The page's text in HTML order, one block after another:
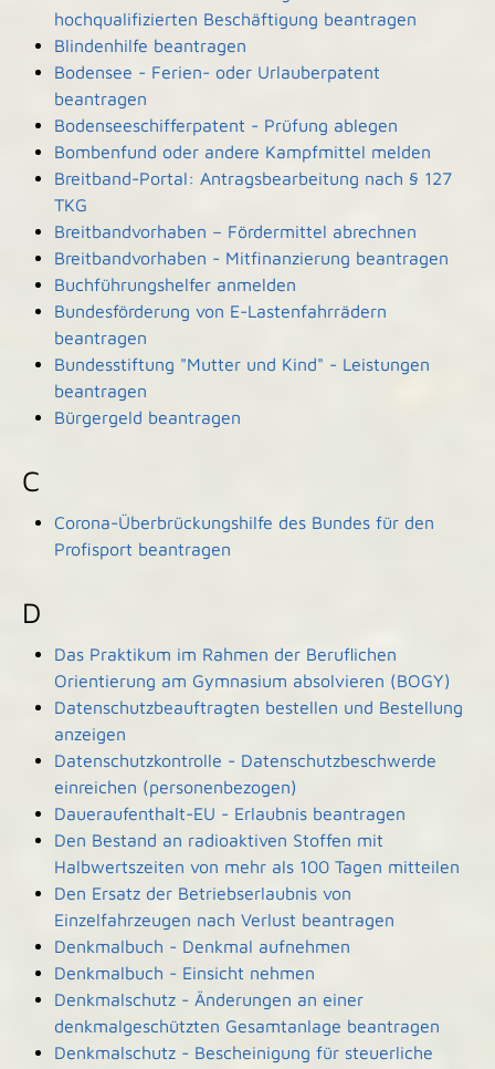
hochqualifizierten Beschäftigung beantragen
Blindenhilfe beantragen
Bodensee - Ferien- oder Urlauberpatent
beantragen
Bodenseeschifferpatent - Prüfung ablegen
Bombenfund oder andere Kampfmittel melden
Breitband-Portal: Antragsbearbeitung nach § 127
TKG
Breitbandvorhaben – Fördermittel abrechnen
Breitbandvorhaben - Mitfinanzierung beantragen
Buchführungshelfer anmelden
Bundesförderung von E-Lastenfahrrädern
beantragen
Bundesstiftung "Mutter und Kind" - Leistungen
beantragen
Bürgergeld beantragen
C
Corona-Überbrückungshilfe des Bundes für den
Profisport beantragen
D
Das Praktikum im Rahmen der Beruflichen
Orientierung am Gymnasium absolvieren (BOGY)
Datenschutzbeauftragten bestellen und Bestellung
anzeigen
Datenschutzkontrolle - Datenschutzbeschwerde
einreichen (personenbezogen)
Daueraufenthalt-EU - Erlaubnis beantragen
Den Bestand an radioaktiven Stoffen mit
Halbwertszeiten von mehr als 100 Tagen mitteilen
Den Ersatz der Betriebserlaubnis von
Einzelfahrzeugen nach Verlust beantragen
Denkmalbuch - Denkmal aufnehmen
Denkmalbuch - Einsicht nehmen
Denkmalschutz - Änderungen an einer
denkmalgeschützten Gesamtanlage beantragen
Denkmalschutz - Bescheinigung für steuerliche